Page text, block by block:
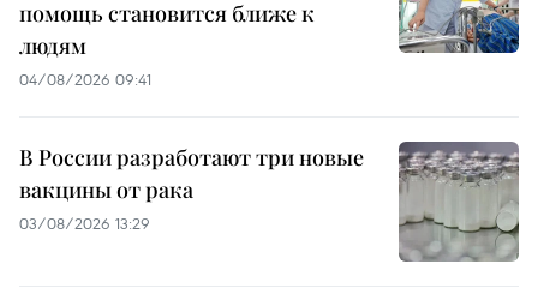
помощь становится ближе к
людям
04/08/2026 09:41
В России разработают три новые
вакцины от рака
03/08/2026 13:29